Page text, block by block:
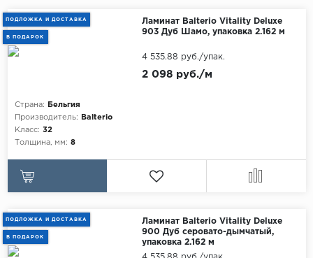
Kastamonu
Kronospan
Loc Floor
Maxwood
ПОДЛОЖКА И ДОСТАВКА
В ПОДАРОК
Ламинат Balterio Vitality Deluxe
903 Дуб Шамо, упаковка 2.162 м
Страна:
Бельгия
Производитель:
Balterio
Класс: 32
Толщина, мм: 8
2 098 руб./м
4 535.88 руб./упак.
ПОДЛОЖКА И ДОСТАВКА
В ПОДАРОК
Ламинат Balterio Vitality Deluxe
900 Дуб серовато-дымчатый,
упаковка 2.162 м